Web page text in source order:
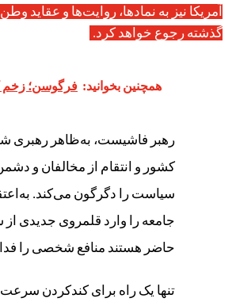
آمریکا نیز به نمادها، روایت‌ها و عقاید
گذشته رجوع خواهد کرد.
همچنین بخوانید: فرگوسن؛ زخم
رهبر فاشیست، به‌ظاهر رهبری
کشور و انتقام از مخالفان و
سیاست را دگرگون می‌کند.
جامعه را وارد قلمروی جدیدی
حاضر هستند منافع شخصی را
تنها یک راه برای کندکردن